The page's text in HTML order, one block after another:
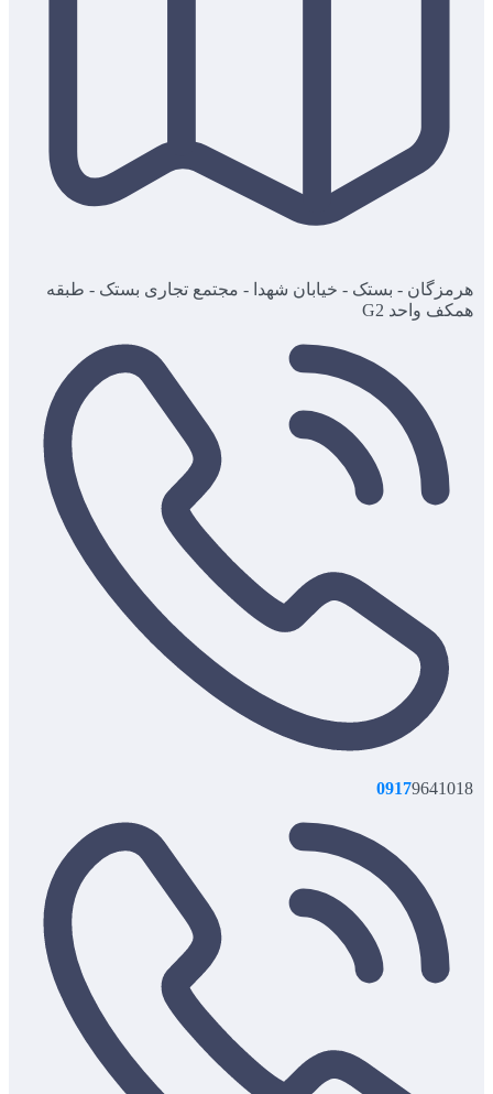
هرمزگان - بستک - خیابان شهدا - مجتمع تجاری بستک - طبقه
همکف واحد G2
09179641018